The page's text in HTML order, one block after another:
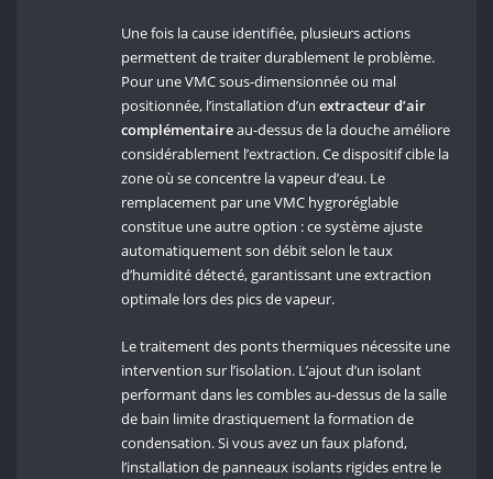
Une fois la cause identifiée, plusieurs actions
permettent de traiter durablement le problème.
Pour une VMC sous-dimensionnée ou mal
positionnée, l’installation d’unextracteur d’air
complémentaireau-dessus de la douche améliore
considérablement l’extraction. Ce dispositif cible la
zone où se concentre la vapeur d’eau. Le
remplacement par une VMC hygroréglable
constitue une autre option : ce système ajuste
automatiquement son débit selon le taux
d’humidité détecté, garantissant une extraction
optimale lors des pics de vapeur.
Le traitement des ponts thermiques nécessite une
intervention sur l’isolation. L’ajout d’un isolant
performant dans les combles au-dessus de la salle
de bain limite drastiquement la formation de
condensation. Si vous avez un faux plafond,
l’installation de panneaux isolants rigides entre le